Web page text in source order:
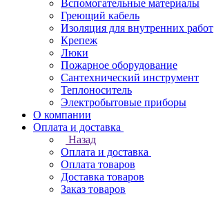
Вспомогательные материалы
Греющий кабель
Изоляция для внутренних работ
Крепеж
Люки
Пожарное оборудование
Сантехнический инструмент
Теплоноситель
Электробытовые приборы
О компании
Оплата и доставка
Назад
Оплата и доставка
Оплата товаров
Доставка товаров
Заказ товаров